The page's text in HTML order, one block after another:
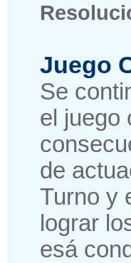
Juego
Se
el juego
de
Turno y
lograr
esá